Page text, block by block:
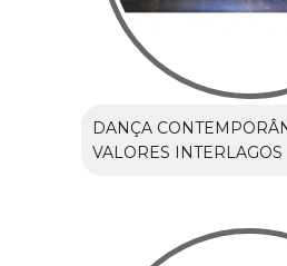
DANÇA
VALORES INTERLAGOS